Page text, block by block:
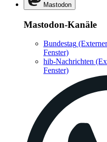
Mastodon
Mastodon-Kanäle
Bundestag
Fenster)
hib-Nachrichten
Fenster)